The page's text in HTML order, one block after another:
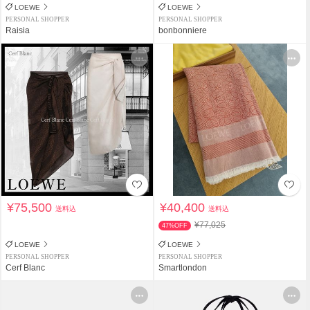
LOEWE
PERSONAL SHOPPER
Raisia
LOEWE
PERSONAL SHOPPER
bonbonniere
¥75,500送料込
LOEWE
PERSONAL SHOPPER
Cerf Blanc
¥40,400送料込
47%OFF ¥77,025
LOEWE
PERSONAL SHOPPER
Smartlondon